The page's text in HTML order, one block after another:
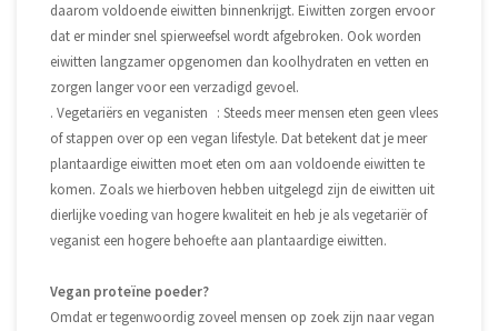
daarom voldoende eiwitten binnenkrijgt. Eiwitten zorgen ervoor
dat er minder snel spierweefsel wordt afgebroken. Ook worden
eiwitten langzamer opgenomen dan koolhydraten en vetten en
zorgen langer voor een verzadigd gevoel.
. Vegetariërs en veganisten : Steeds meer mensen eten geen vlees
of stappen over op een vegan lifestyle. Dat betekent dat je meer
plantaardige eiwitten moet eten om aan voldoende eiwitten te
komen. Zoals we hierboven hebben uitgelegd zijn de eiwitten uit
dierlijke voeding van hogere kwaliteit en heb je als vegetariër of
veganist een hogere behoefte aan plantaardige eiwitten.
Vegan proteïne poeder?
Omdat er tegenwoordig zoveel mensen op zoek zijn naar vegan